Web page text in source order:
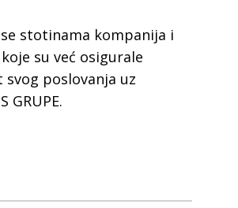
stotinama kompanija i
su već osigurale
svog poslovanja uz
GRUPE.